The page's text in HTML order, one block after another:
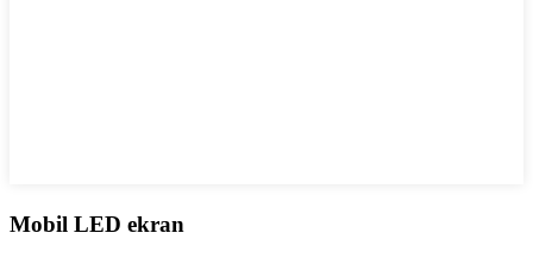
Mobil LED ekran